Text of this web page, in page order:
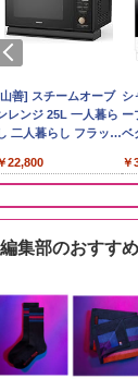
Amazon 国産ブレ
ド米 精米 5kg
￥2,650
野
る
野
￥
ラックニッカ ニッカ
ウィスキー
ブラックニッ
【日本 アサヒ ウィスキ
】 大容量 お得 4リッ
ル
4,356
角
ー
ル
￥
キンラーメン どんぶ
85g×12個 日清食品
ンスタント カップ麺
1,939
【
こ
用
も
大
￥
善] スチームオーブ
レンジ 25L 一人暮ら
二人暮らし フラット
自動メニュー19種搭載
皿付き ブラック
F250TSV(B)
22,800
シ
ー
ベ
￥
編集部のおすす